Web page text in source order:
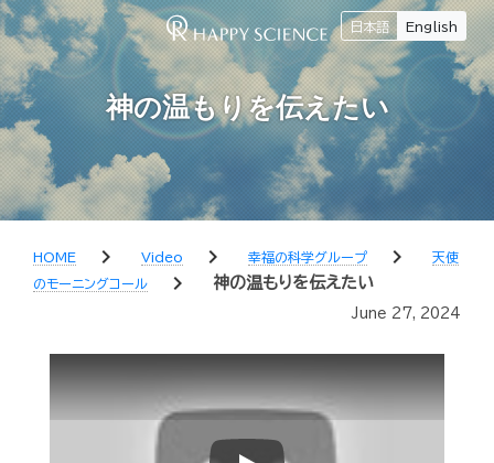
日本語 English
神の温もりを伝えたい
HOME chevron_right Video chevron_right 幸福の科学グループ chevron_right
天使
のモーニングコール
chevron_right 神の温もりを伝えたい
June 27, 2024